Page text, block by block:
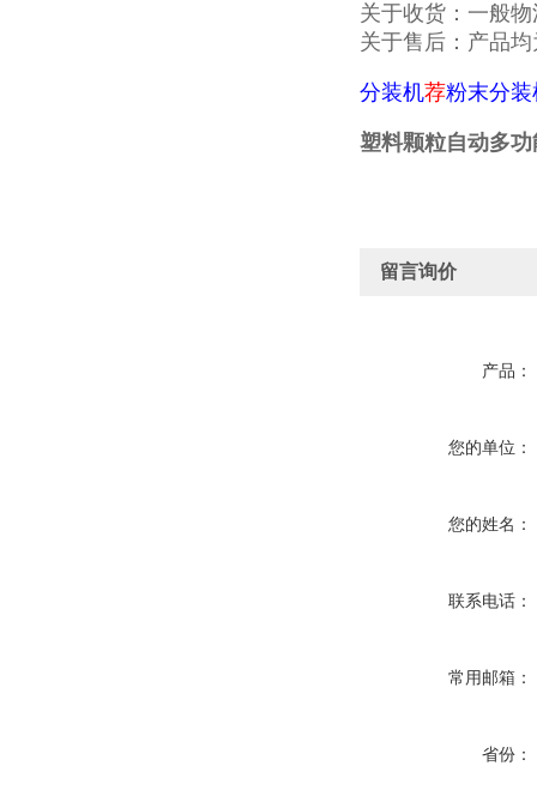
关于收货：一般
关于售后：产品
分装机荐粉末分装
塑料颗粒自动多
留言询价
产品：
您的单位：
您的姓名：
联系电话：
常用邮箱：
省份：